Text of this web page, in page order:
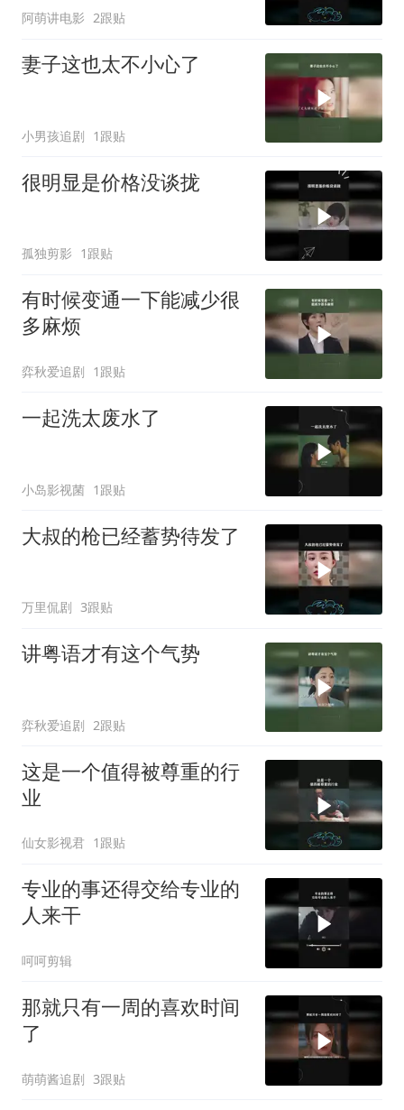
阿萌讲电影 2跟贴
妻子这也太不小心了
小男孩追剧 1跟贴
很明显是价格没谈拢
孤独剪影 1跟贴
有时候变通一下能减少很
多麻烦
弈秋爱追剧 1跟贴
一起洗太废水了
小岛影视菌 1跟贴
大叔的枪已经蓄势待发了
万里侃剧 3跟贴
讲粤语才有这个气势
弈秋爱追剧 2跟贴
这是一个值得被尊重的行
业
仙女影视君 1跟贴
专业的事还得交给专业的
人来干
呵呵剪辑
那就只有一周的喜欢时间
了
萌萌酱追剧 3跟贴